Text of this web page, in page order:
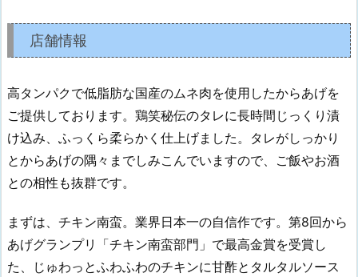
店舗情報
高タンパクで低脂肪な国産のムネ肉を使用したからあげを
ご提供しております。鶏笑秘伝のタレに長時間じっくり漬
け込み、ふっくら柔らかく仕上げました。タレがしっかり
とからあげの隅々までしみこんでいますので、ご飯やお酒
との相性も抜群です。
まずは、チキン南蛮。業界日本一の自信作です。第8回から
あげグランプリ「チキン南蛮部門」で最高金賞を受賞し
た、じゅわっとふわふわのチキンに甘酢とタルタルソース